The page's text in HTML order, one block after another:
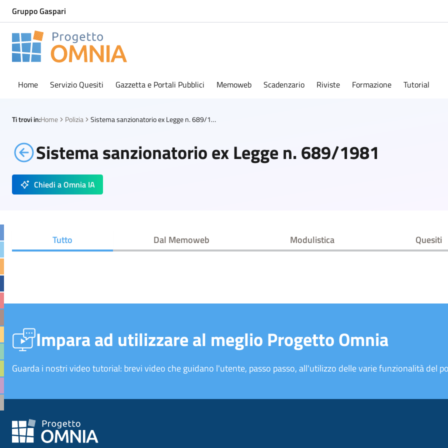
Gruppo Gaspari
Progetto Omnia
Home Servizio Quesiti Gazzetta e Portali Pubblici Memoweb Scadenzario Riviste Formazione Tutorial
Ti trovi in:Home Polizia Sistema sanzionatorio ex Legge n. 689/1981
Sistema sanzionatorio ex Legge n. 689/1981
Chiedi a Omnia IA
Tutto Dal Memoweb Modulistica Quesiti
Impara ad utilizzare al meglio Progetto Omnia
Guarda i nostri video tutorial: brevi video che guidano l'utente, passo passo, all'utilizzo delle varie funzionalità del